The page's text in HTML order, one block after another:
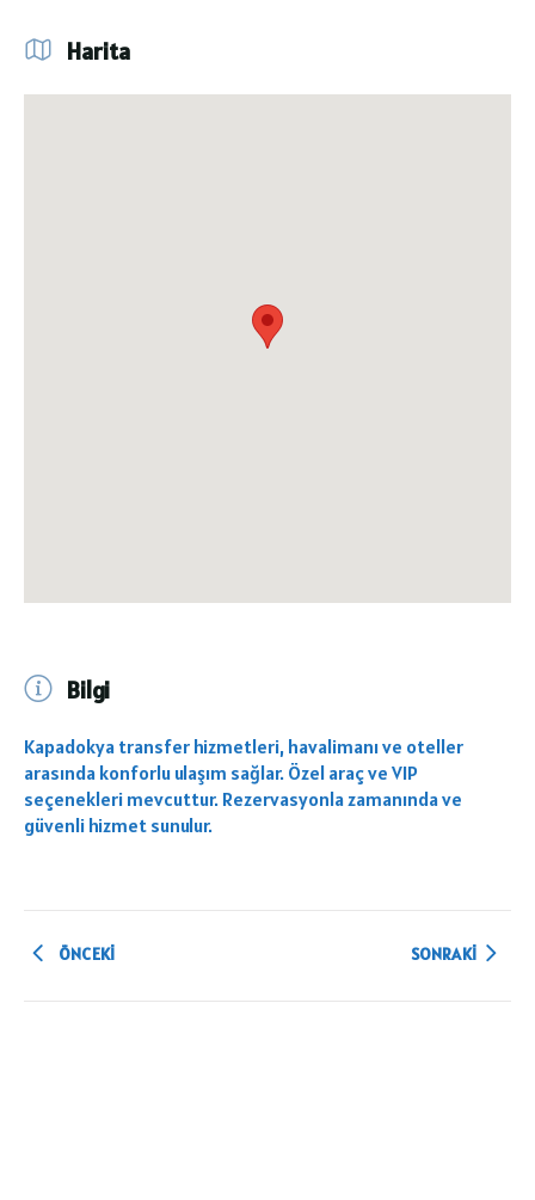
Harita
Bilgi
Kapadokya transfer hizmetleri, havalimanı ve oteller
arasında konforlu ulaşım sağlar. Özel araç ve VIP
seçenekleri mevcuttur. Rezervasyonla zamanında ve
güvenli hizmet sunulur.
ÖNCEKI SONRAKI